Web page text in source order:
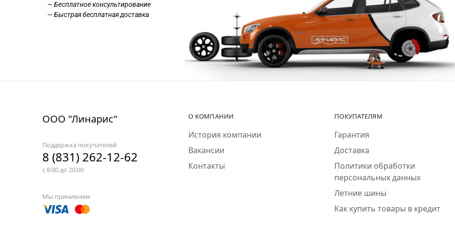
— Бесплатное консультирование
— Быстрая бесплатная доставка
ООО "Линарис"
Поддержка покупателей
8 (831) 262-12-62
с 8:00 до 20:00
Мы принимаем
О КОМПАНИИ
История компании
Вакансии
Контакты
ПОКУПАТЕЛЯМ
Гарантия
Доставка
Политики обработки
персональных данных
Летние шины
Как купить товары в кредит